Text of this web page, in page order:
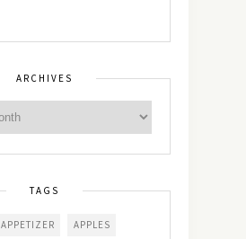
ARCHIVES
TAGS
APPETIZER APPLES